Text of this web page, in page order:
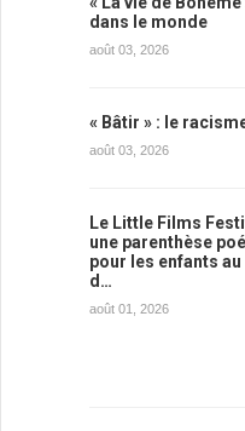
dans le monde
août 03, 2026
« Bâtir » : le
août 03, 2026
Le Little Films
une parenthèse
pour les enfants au
d…
août 01, 2026